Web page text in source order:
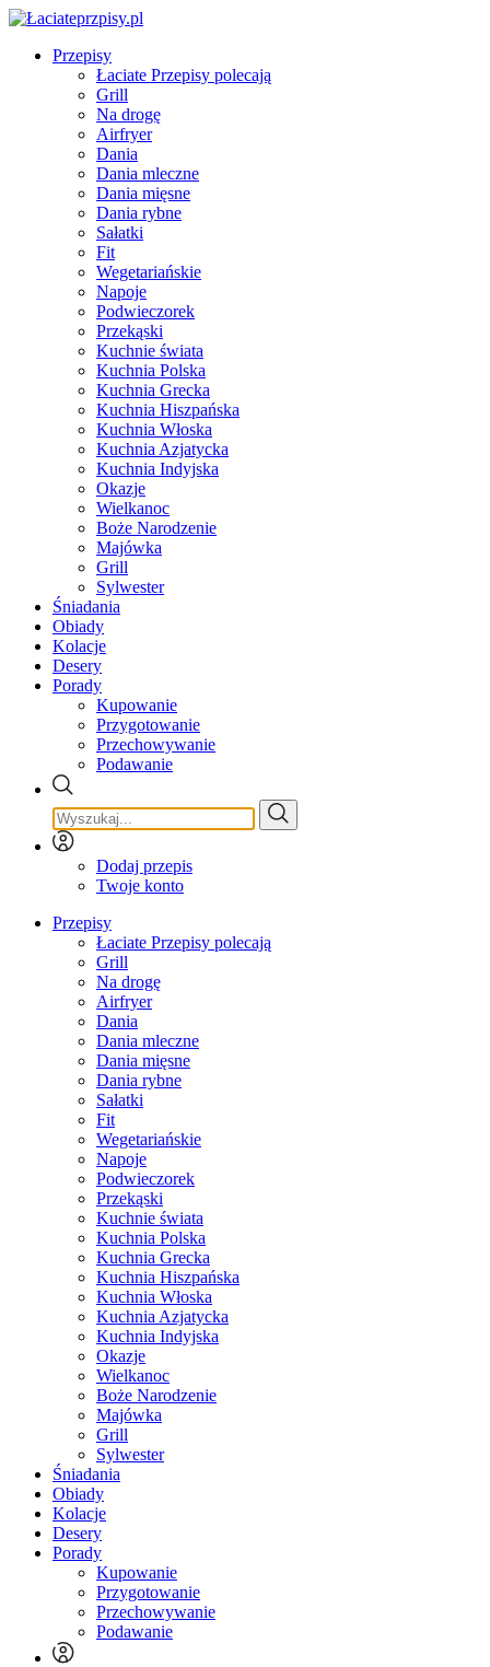
Przepisy
Łaciate Przepisy polecają
Grill
Na drogę
Airfryer
Dania
Dania mleczne
Dania mięsne
Dania rybne
Sałatki
Fit
Wegetariańskie
Napoje
Podwieczorek
Przekąski
Kuchnie świata
Kuchnia Polska
Kuchnia Grecka
Kuchnia Hiszpańska
Kuchnia Włoska
Kuchnia Azjatycka
Kuchnia Indyjska
Okazje
Wielkanoc
Boże Narodzenie
Majówka
Grill
Sylwester
Śniadania
Obiady
Kolacje
Desery
Porady
Kupowanie
Przygotowanie
Przechowywanie
Podawanie
Dodaj przepis
Twoje konto
Przepisy
Łaciate Przepisy polecają
Grill
Na drogę
Airfryer
Dania
Dania mleczne
Dania mięsne
Dania rybne
Sałatki
Fit
Wegetariańskie
Napoje
Podwieczorek
Przekąski
Kuchnie świata
Kuchnia Polska
Kuchnia Grecka
Kuchnia Hiszpańska
Kuchnia Włoska
Kuchnia Azjatycka
Kuchnia Indyjska
Okazje
Wielkanoc
Boże Narodzenie
Majówka
Grill
Sylwester
Śniadania
Obiady
Kolacje
Desery
Porady
Kupowanie
Przygotowanie
Przechowywanie
Podawanie